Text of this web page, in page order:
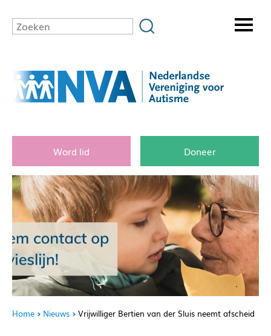
Word lid Doneer
Home Nieuws Vrijwilliger Bertien van der Sluis neemt afscheid